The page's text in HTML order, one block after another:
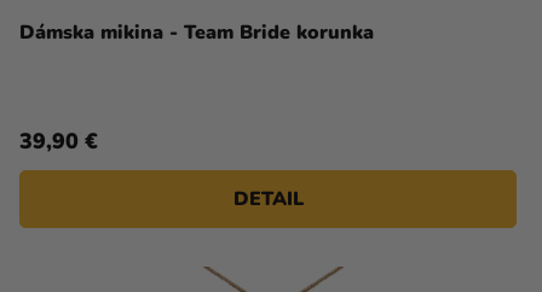
Dámska mikina - Team Bride korunka
39,90 €
DETAIL